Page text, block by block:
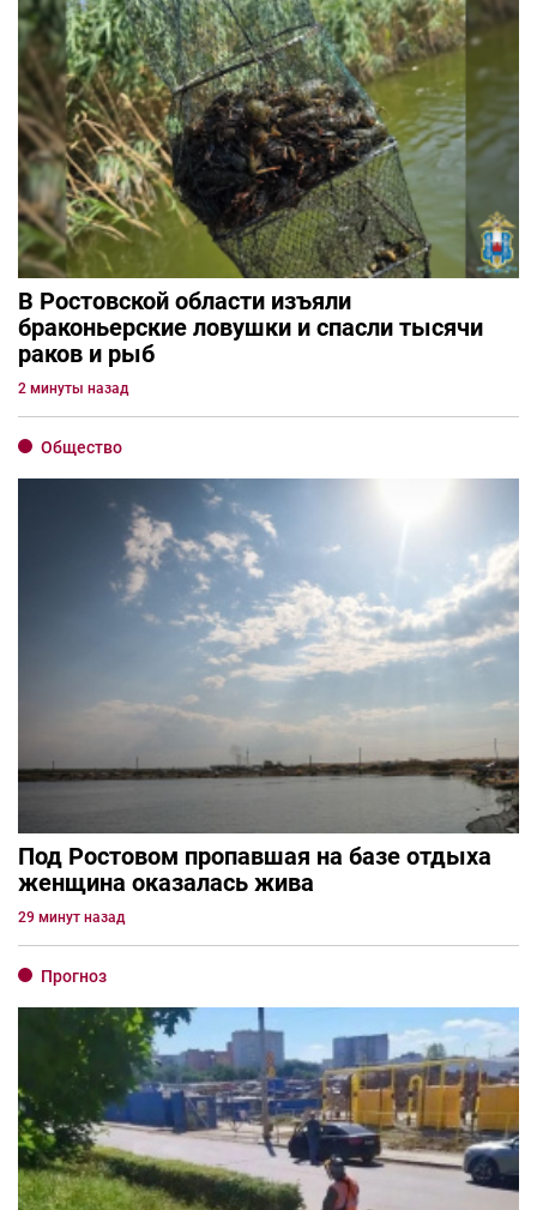
В Ростовской области изъяли
браконьерские ловушки и спасли тысячи
раков и рыб
2 минуты назад
Общество
Под Ростовом пропавшая на базе отдыха
женщина оказалась жива
29 минут назад
Прогноз